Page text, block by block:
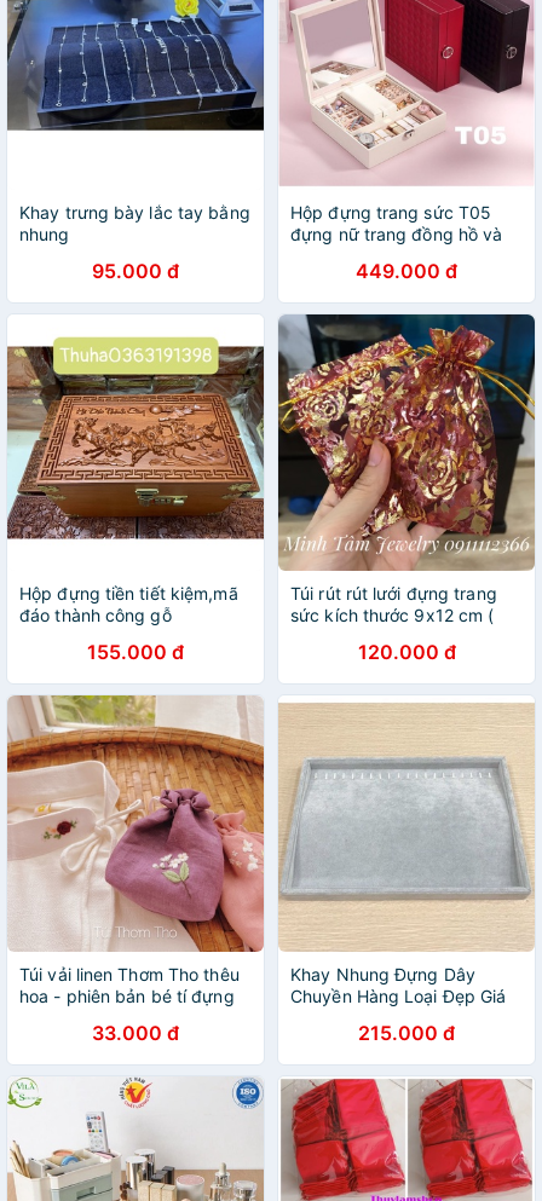
Khay trưng bày lắc tay bằng
nhung
95.000 đ
Hộp đựng trang sức T05
đựng nữ trang đồng hồ và
449.000 đ
Hộp đựng tiền tiết kiệm,mã
đáo thành công gỗ
155.000 đ
Túi rút rút lưới đựng trang
sức kích thước 9x12 cm (
120.000 đ
Túi vải linen Thơm Tho thêu
hoa - phiên bản bé tí đựng
33.000 đ
Khay Nhung Đựng Dây
Chuyền Hàng Loại Đẹp Giá
215.000 đ